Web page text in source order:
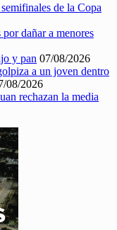
de la Copa
dañar a menores
y pan 07/08/2026
a un joven dentro
08/2026
rechazan la media